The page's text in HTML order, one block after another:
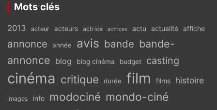
Mots clés
2013 acteur acteurs actrice actrices actu actualité affiche
annonce année avis bande bande-
annonce blog blog cinéma budget casting
cinéma critique durée film films histoire
images info modociné mondo-ciné